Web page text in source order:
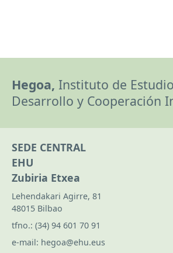
Hegoa, Instituto de
Desarrollo y Cooperación
SEDE CENTRAL
EHU
Zubiria Etxea
Lehendakari Agirre, 81
48015 Bilbao
tfno.: (34) 94 601 70 91
e-mail: hegoa@ehu.eus